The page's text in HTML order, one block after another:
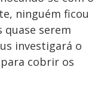
ninguém ficou
serem
investigará o
cobrir os